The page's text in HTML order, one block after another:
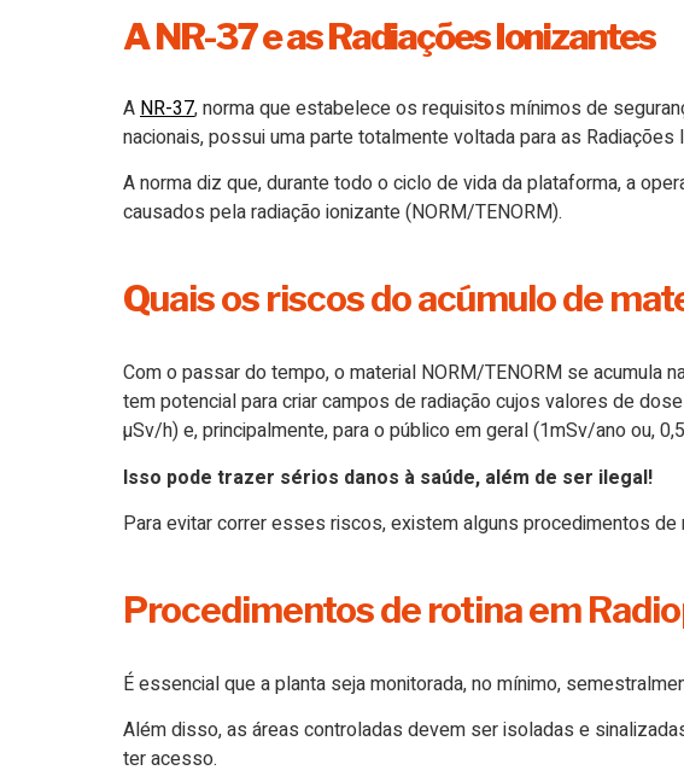
A NR-37 e as Radiações Ionizantes
ANR-37, norma que estabelece os requisitos mínimos de
nacionais, possui uma parte totalmente voltada para as
A norma diz que, durante todo o ciclo de vida da plataforma, a
causados pela radiação ionizante (NORM/TENORM).
Quais os riscos do acúmulo de
Com o passar do tempo, o material NORM/TENORM se acumula
tem potencial para criar campos de radiação cujos valores de
µSv/h) e, principalmente, para o público em geral (1mSv/ano ou,
Isso pode trazer sérios danos à saúde, além de ser ilegal!
Para evitar correr esses riscos, existem alguns procedimentos
Procedimentos de rotina em
É essencial que a planta seja monitorada, no mínimo,
Além disso, as áreas controladas devem ser isoladas e
ter acesso.